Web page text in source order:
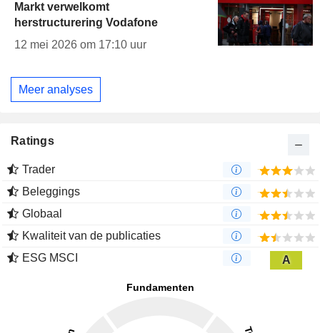
Markt verwelkomt
herstructurering Vodafone
12 mei 2026 om 17:10 uur
Meer analyses
Ratings
Trader
Beleggings
Globaal
Kwaliteit van de publicaties
ESG MSCI
A